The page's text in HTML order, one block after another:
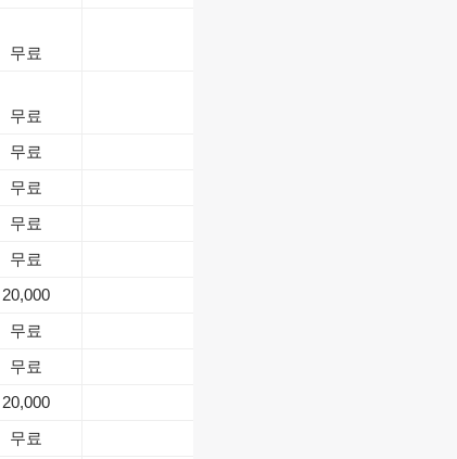
무료
무료
무료
무료
무료
무료
20,000
무료
무료
20,000
무료